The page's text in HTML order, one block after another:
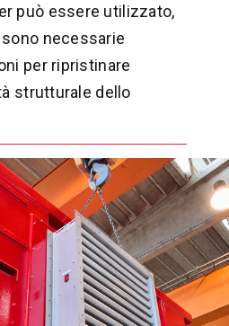
può essere utilizzato,
necessarie
per ripristinare
strutturale dello